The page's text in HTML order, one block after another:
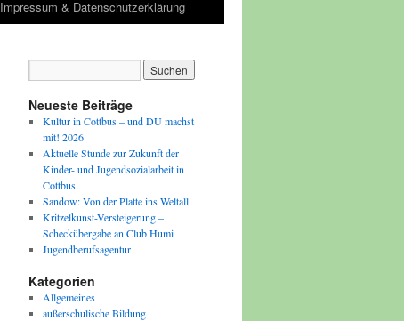
Impressum & Datenschutzerklärung
Neueste Beiträge
Kultur in Cottbus – und DU machst
mit! 2026
Aktuelle Stunde zur Zukunft der
Kinder- und Jugendsozialarbeit in
Cottbus
Sandow: Von der Platte ins Weltall
Kritzelkunst-Versteigerung –
Scheckübergabe an Club Humi
Jugendberufsagentur
Kategorien
Allgemeines
außerschulische Bildung